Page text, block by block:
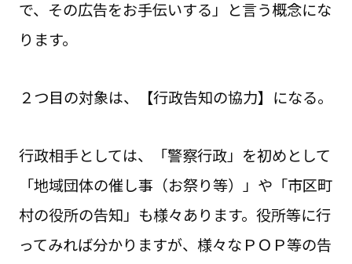
で、その広告をお手伝いする」と言う概念にな
ります。
２つ目の対象は、【行政告知の協力】になる。
行政相手としては、「警察行政」を初めとして
「地域団体の催し事（お祭り等）」や「市区町
村の役所の告知」も様々あります。役所等に行
ってみれば分かりますが、様々なＰＯＰ等の告